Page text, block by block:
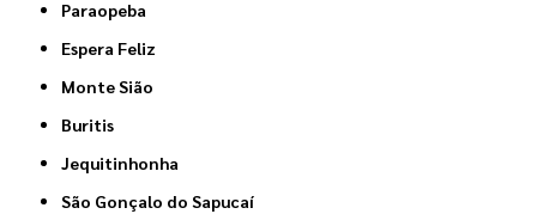
Paraopeba
Espera Feliz
Monte Sião
Buritis
Jequitinhonha
São Gonçalo do Sapucaí